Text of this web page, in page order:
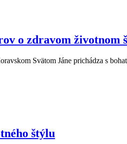
o zdravom životnom
Svätom Jáne prichádza s
štýlu